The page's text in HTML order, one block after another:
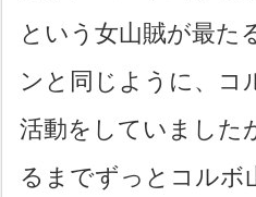
という女山賊が最た
ンと同じように、コ
活動をしていました
るまでずっとコルボ